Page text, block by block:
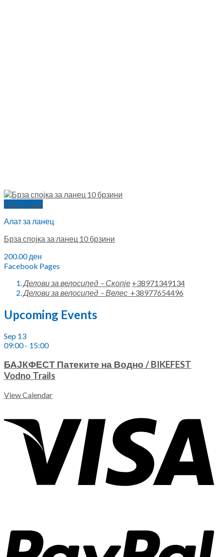
Quick View
Алат за ланец
Брза спојка за ланец 10 брзини
200.00ден
Facebook Pages
Делови за велосипед – Скопје +38971349134
Делови за велосипед – Велес +38977654496
Upcoming Events
Sep 13
09:00- 15:00
БАЈКФЕСТ Патеките на Водно / BIKEFEST
Vodno Trails
View Calendar